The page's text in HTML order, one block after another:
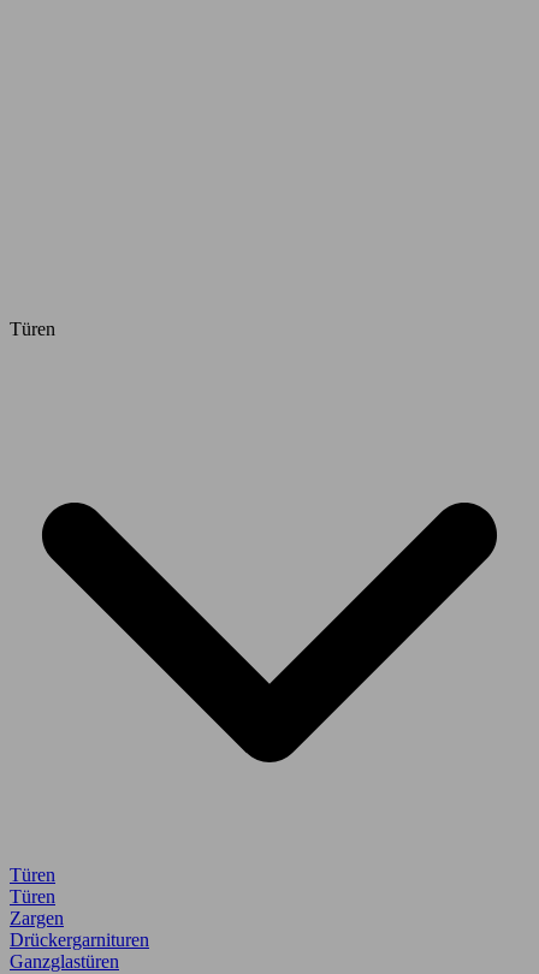
Türen
Türen
Türen
Zargen
Drückergarnituren
Ganzglastüren